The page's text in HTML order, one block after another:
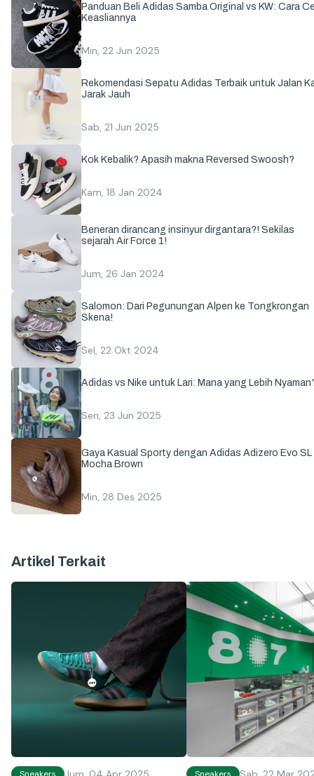
Panduan Beli Adidas Samba Original vs KW: Cara
Keasliannya
Min, 22 Jun 2025
Rekomendasi Sepatu Adidas Terbaik untuk Jalan
Jarak Jauh
Sab, 21 Jun 2025
Kok Kebalik? Apasih makna Reversed Swoosh?
Kam, 18 Jan 2024
Beneran dirancang insinyur dirgantara?! Sekilas
sejarah Air Force 1!
Jum, 26 Jan 2024
Salomon: Dari Pegunungan Alpen ke Tongkrongan
Skena!
Sel, 22 Okt 2024
Adidas vs Nike untuk Lari: Mana yang Lebih
Sen, 23 Jun 2025
Gaya Kasual Sporty dengan Adidas Adizero Evo SL
Mocha Brown
Min, 28 Des 2025
Artikel Terkait